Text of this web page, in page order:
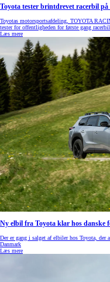
Toyota tester brintdrevet racerbil på
Toyotas motorsportsafdeling, TOYOTA
tester for offentligheden for første gang
Læs mere
Ny elbil fra Toyota klar hos danske
Der er gang i salget af elbiler hos Toyota, der
Danmark
Læs mere